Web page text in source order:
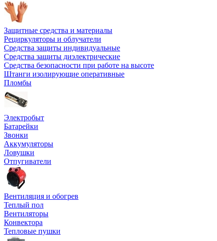
Защитные средства и материалы
Рециркуляторы и облучатели
Средства защиты индивидуальные
Средства защиты диэлектрические
Средства безопасности при работе на высоте
Штанги изолирующие оперативные
Пломбы
Электробыт
Батарейки
Звонки
Аккумуляторы
Ловушки
Отпугиватели
Вентиляция и обогрев
Теплый пол
Вентиляторы
Конвектора
Тепловые пушки